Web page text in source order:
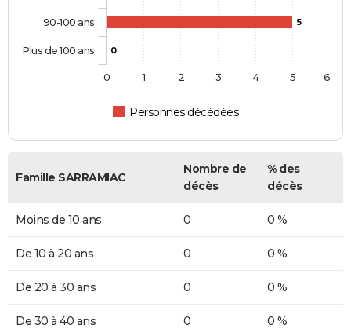
5
0
Personnes décédées
90-100 ans
Plus de 100 ans
0 1 2 3 4 5 6
Famille SARRAMIAC
Nombre de
décès
% des
décès
Moins de 10 ans 0 0 %
De 10 à 20 ans 0 0 %
De 20 à 30 ans 0 0 %
De 30 à 40 ans 0 0 %